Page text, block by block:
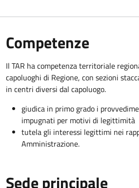
Competenze
Il TAR ha competenza territoriale
capoluoghi di Regione, con sezioni
in centri diversi dal capoluogo.
giudica in primo grado i
impugnati per motivi di legittimità
tutela gli interessi legittimi nei
Amministrazione.
Sede principale